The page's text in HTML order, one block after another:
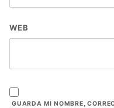
WEB
GUARDA MI NOMBRE,